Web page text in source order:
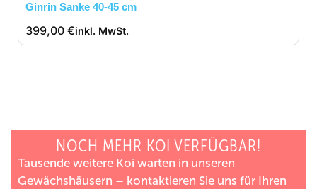
Ginrin Sanke 40-45 cm
399,00 €inkl. MwSt.
NOCH MEHR KOI VERFÜGBAR!
Tausende weitere Koi warten in unseren
Gewächshäusern – kontaktieren Sie uns für Ihren